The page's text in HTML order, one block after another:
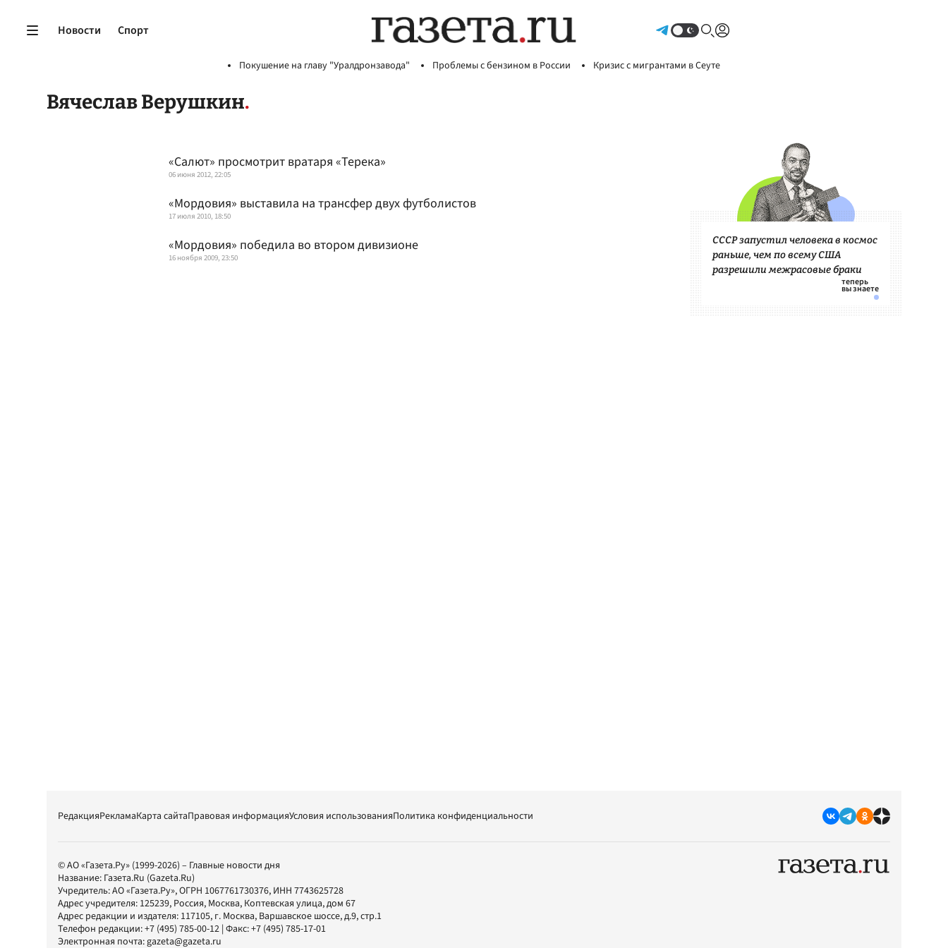
Новости Спорт
Покушение на главу "Уралдронзавода" Проблемы с бензином в России Кризис с мигрантами в Сеуте
Вячеслав Верушкин
«Салют» просмотрит вратаря «Терека»
06 июня 2012, 22:05
«Мордовия» выставила на трансфер двух футболистов
17 июля 2010, 18:50
«Мордовия» победила во втором дивизионе
16 ноября 2009, 23:50
СССР запустил человека в космос
раньше, чем по всему США
разрешили межрасовые браки
РедакцияРекламаКарта сайтаПравовая информацияУсловия использованияПолитика конфиденциальности
© АО «Газета.Ру» (1999-2026) – Главные новости дня
Название: Газета.Ru (Gazeta.Ru)
Учредитель:АО «Газета.Ру», ОГРН 1067761730376, ИНН 7743625728
Адрес учредителя: 125239, Россия, Москва, Коптевская улица, дом 67
Адрес редакции и издателя: 117105, г. Москва, Варшавское шоссе, д.9, стр.1
Телефон редакции:+7 (495) 785-00-12 | Факс:+7 (495) 785-17-01
Электронная почта:gazeta@gazeta.ru